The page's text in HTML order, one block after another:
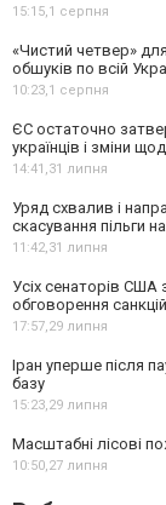
15:15,1 серпня
«Чистий четвер»
обшуків по всій
10:23,1 серпня
ЄС остаточно
українців і зміни
14:41,31 липня
Уряд схвалив і
скасування пільги
11:42,31 липня
Усіх сенаторів США
обговорення
17:57,29 липня
Іран уперше після
базу
15:23,29 липня
Масштабні лісові
10:50,27 липня